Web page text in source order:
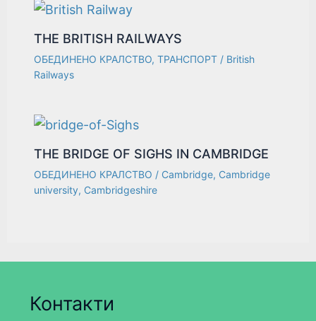
THE BRITISH RAILWAYS
ОБЕДИНЕНО КРАЛСТВО,ТРАНСПОРТ / British
Railways
THE BRIDGE OF SIGHS IN CAMBRIDGE
ОБЕДИНЕНО КРАЛСТВО / Cambridge, Cambridge
university, Cambridgeshire
Контакти